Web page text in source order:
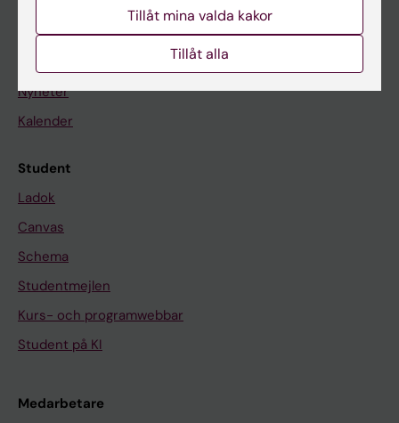
Om KI
Nyheter
Kalender
Student
Ladok
Canvas
Schema
Studentmejlen
Kurs- och programwebbar
Student på KI
Medarbetare
Tillåt mina valda kakor
Tillåt alla